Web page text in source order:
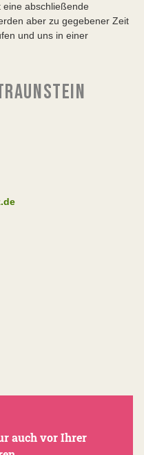
abschließende
aber zu gegebener Zeit
und uns in einer
auch vor Ihrer